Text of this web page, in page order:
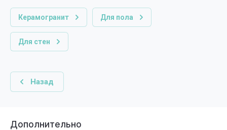
Керамогранит Для пола
Для стен
Назад
Дополнительно